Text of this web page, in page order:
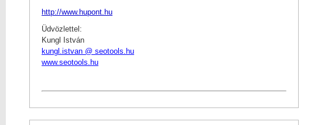
http://www.hupont.hu
Üdvözlettel:
Kungl István
kungl.istvan @ seotools.hu
www.seotools.hu